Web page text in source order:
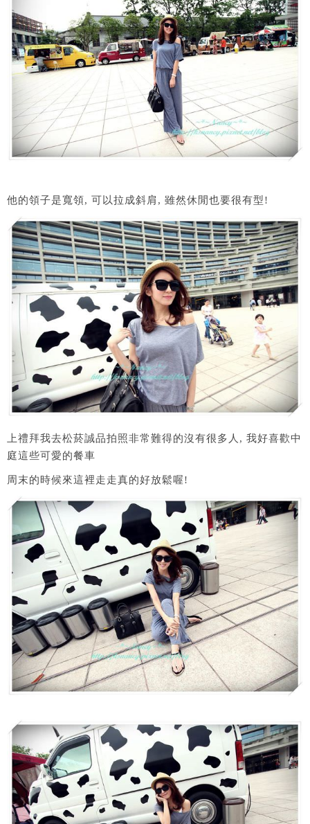
他的領子是寬領, 可以拉成斜肩, 雖然休閒也要很有型!
上禮拜我去松菸誠品拍照非常難得的沒有很多人, 我好喜歡中
庭這些可愛的餐車
周末的時候來這裡走走真的好放鬆喔!